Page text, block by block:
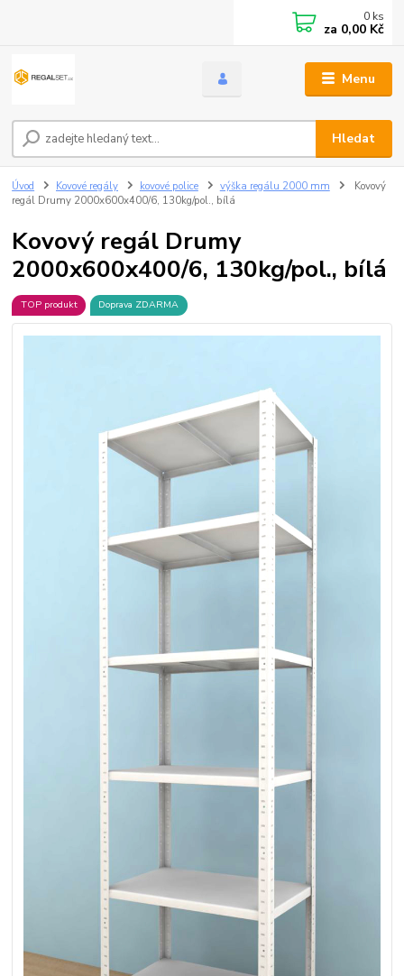
Menu
Hledat
0 ks
za 0,00 Kč
Úvod Kovové regály kovové police výška regálu 2000 mm
Kovový
regál Drumy 2000x600x400/6, 130kg/pol., bílá
Kovový regál Drumy
2000x600x400/6, 130kg/pol., bílá
TOP produkt Doprava ZDARMA